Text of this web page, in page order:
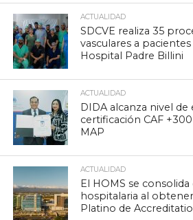
ACTUALIDAD
SDCVE realiza 35
vasculares a
Hospital Padre Billini
ACTUALIDAD
DIDA alcanza nivel de
certificación CAF
MAP
ACTUALIDAD
El HOMS se
hospitalaria al
Platino de